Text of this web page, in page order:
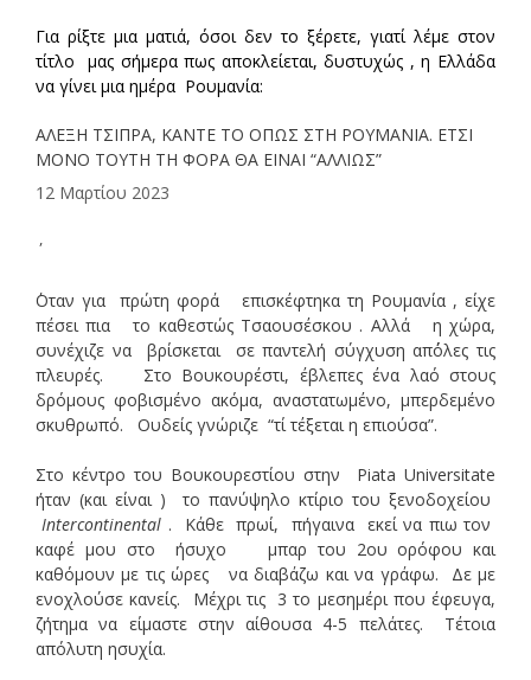
Για ρίξτε μια ματιά, όσοι δεν το ξέρετε, γιατί λέμε στον
τίτλο μας σήμερα πως αποκλείεται, δυστυχώς , η Ελλάδα
να γίνει μια ημέρα Ρουμανία:
ΑΛΕΞΗ ΤΣΙΠΡΑ, ΚΑΝΤΕ ΤΟ ΟΠΩΣ ΣΤΗ ΡΟΥΜΑΝΙΑ. ΕΤΣΙ
ΜΟΝΟ ΤΟΥΤΗ ΤΗ ΦΟΡΑ ΘΑ ΕΙΝΑΙ “ΑΛΛΙΩΣ”
12 Μαρτίου 2023
΄Οταν για πρώτη φορά επισκέφτηκα τη Ρουμανία , είχε
πέσει πια το καθεστώς Τσαουσέσκου . Αλλά η χώρα,
συνέχιζε να βρίσκεται σε παντελή σύγχυση απ΄όλες τις
πλευρές. Στο Βουκουρέστι, έβλεπες ένα λαό στους
δρόμους φοβισμένο ακόμα, αναστατωμένο, μπερδεμένο
σκυθρωπό. Ουδείς γνώριζε “τί τέξεται η επιούσα”.
Στο κέντρο του Βουκουρεστίου στην Piata Universitate
ήταν (και είναι ) το πανύψηλο κτίριο του ξενοδοχείου
Intercontinental . Κάθε πρωί, πήγαινα εκεί να πιω τον
καφέ μου στο ήσυχο μπαρ του 2ου ορόφου και
καθόμουν με τις ώρες να διαβάζω και να γράφω. Δε με
ενοχλούσε κανείς. Μέχρι τις 3 το μεσημέρι που έφευγα,
ζήτημα να είμαστε στην αίθουσα 4-5 πελάτες. Τέτοια
απόλυτη ησυχία.